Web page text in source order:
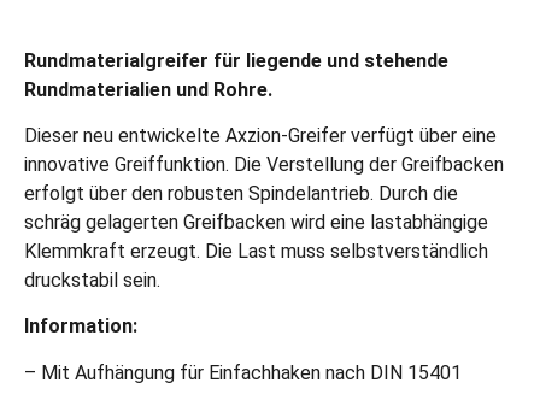
Rundmaterialgreifer für liegende und stehende
Rundmaterialien und Rohre.
Dieser neu entwickelte Axzion-Greifer verfügt über eine
innovative Greiffunktion. Die Verstellung der Greifbacken
erfolgt über den robusten Spindelantrieb. Durch die
schräg gelagerten Greifbacken wird eine lastabhängige
Klemmkraft erzeugt. Die Last muss selbstverständlich
druckstabil sein.
Information:
– Mit Aufhängung für Einfachhaken nach DIN 15401